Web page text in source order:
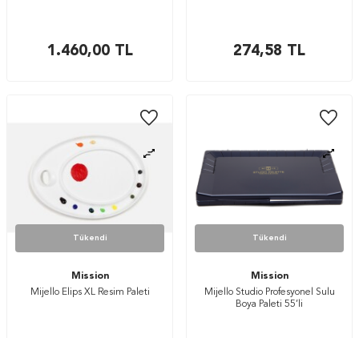
1.460,00TL 274,58 TL
Tükendi
Mission
Mijello Elips XL Resim Paleti
Tükendi
Mission
Mijello Studio Profesyonel Sulu
Boya Paleti 55’li